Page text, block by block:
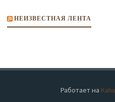
НЕИЗВЕСТНАЯ ЛЕНТА
Работает на